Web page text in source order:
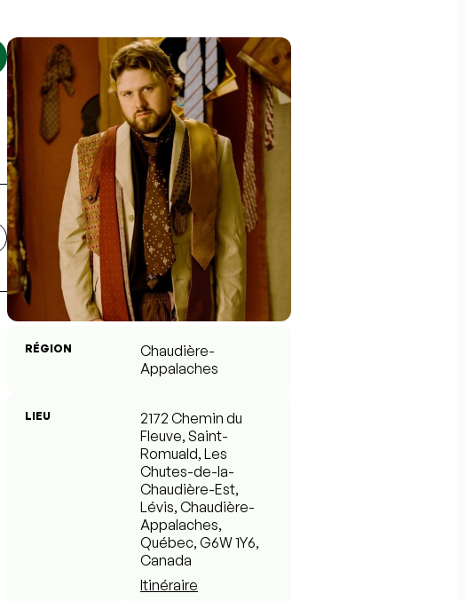
RÉGION
Chaudière-
Appalaches
LIEU
2172 Chemin du
Fleuve, Saint-
Romuald, Les
Chutes-de-la-
Chaudière-Est,
Lévis, Chaudière-
Appalaches,
Québec, G6W 1Y6,
Canada
Itinéraire